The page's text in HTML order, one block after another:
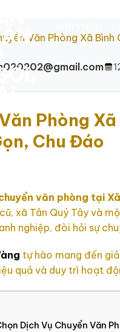
Văn Phòng Xã
Phòng
Chu Đáo
văn phòng tại
xã Tân Quý Tây và
nghiệp, đòi hỏi sự
tự hào mang đến
quả và duy trì hoạt
Dịch Vụ Chuyển Văn